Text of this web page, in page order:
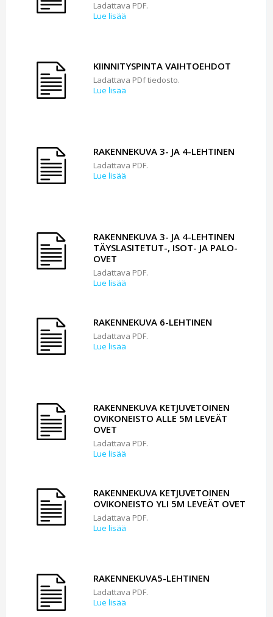
Ladattava PDF.
Lue lisää
KIINNITYSPINTA VAIHTOEHDOT
Ladattava PDf tiedosto.
Lue lisää
RAKENNEKUVA 3- JA 4-LEHTINEN
Ladattava PDF.
Lue lisää
RAKENNEKUVA 3- JA 4-LEHTINEN
TÄYSLASITETUT-, ISOT- JA PALO-
OVET
Ladattava PDF.
Lue lisää
RAKENNEKUVA 6-LEHTINEN
Ladattava PDF.
Lue lisää
RAKENNEKUVA KETJUVETOINEN
OVIKONEISTO ALLE 5M LEVEÄT
OVET
Ladattava PDF.
Lue lisää
RAKENNEKUVA KETJUVETOINEN
OVIKONEISTO YLI 5M LEVEÄT OVET
Ladattava PDF.
Lue lisää
RAKENNEKUVA5-LEHTINEN
Ladattava PDF.
Lue lisää